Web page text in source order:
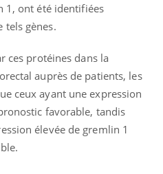
1, ont été identifiées
tels gènes.
ces protéines dans la
auprès de patients, les
ceux ayant une expression
favorable, tandis
élevée de gremlin 1